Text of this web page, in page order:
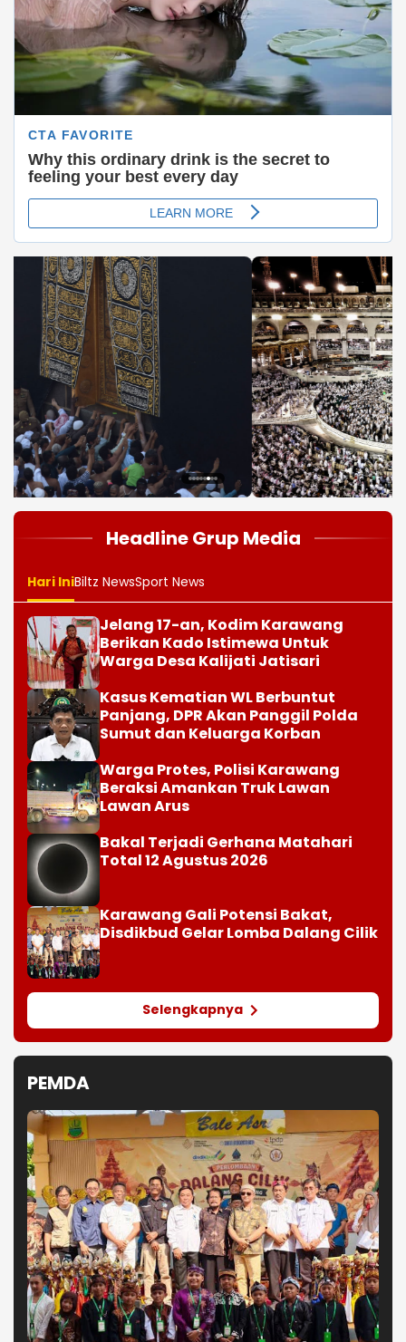
12345678
Headline Grup Media
Hari IniBiltz NewsSport News
Jelang 17-an, Kodim Karawang
Berikan Kado Istimewa Untuk
Warga Desa Kalijati Jatisari
Kasus Kematian WL Berbuntut
Panjang, DPR Akan Panggil Polda
Sumut dan Keluarga Korban
Warga Protes, Polisi Karawang
Beraksi Amankan Truk Lawan
Lawan Arus
Bakal Terjadi Gerhana Matahari
Total 12 Agustus 2026
Karawang Gali Potensi Bakat,
Disdikbud Gelar Lomba Dalang Cilik
Selengkapnya
PEMDA